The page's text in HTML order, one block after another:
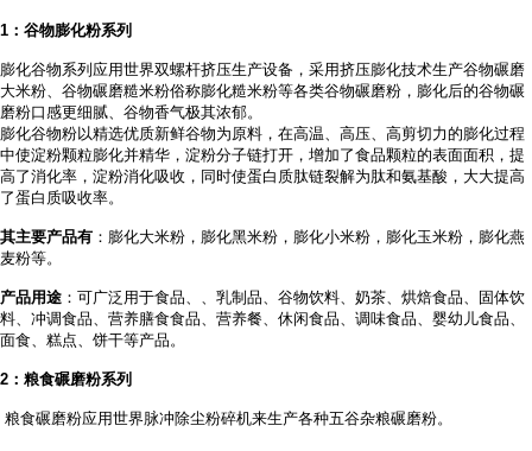
1 ：谷物膨化粉系列
膨化谷物系列应用世界双螺杆挤压生产设备，采用挤压膨化技术生产谷物碾磨
大米粉、谷物碾磨糙米粉俗称膨化糙米粉等各类谷物碾磨粉，膨化后的谷物碾
磨粉口感更细腻、谷物香气极其浓郁。
膨化谷物粉以精选优质新鲜谷物为原料，在高温、高压、高剪切力的膨化过程
中使淀粉颗粒膨化并精华，淀粉分子链打开，增加了食品颗粒的表面面积，提
高了消化率，淀粉消化吸收，同时使蛋白质肽链裂解为肽和氨基酸，大大提高
了蛋白质吸收率。
其主要产品有 ：膨化大米粉，膨化黑米粉，膨化小米粉，膨化玉米粉，膨化燕
麦粉等。
产品用途 ：可广泛用于食品、 、乳制品、谷物饮料、奶茶、烘焙食品、固体饮
料、冲调食品、营养膳食食品、营养餐、休闲食品、调味食品、婴幼儿食品、
面食、糕点、饼干等产品。
2 ：粮食碾磨粉系列
粮食碾磨粉应用世界脉冲除尘粉碎机来生产各种五谷杂粮碾磨粉。